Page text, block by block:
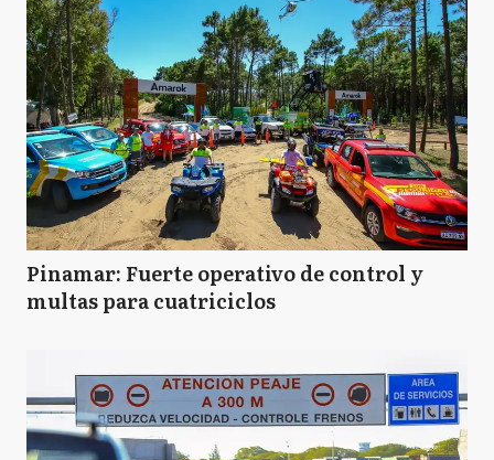
Pinamar: Fuerte operativo de control y
multas para cuatriciclos